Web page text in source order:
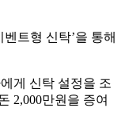
트형 신탁’을 통해
게 신탁 설정을 조
2,000만원을 증여